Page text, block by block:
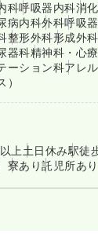
科呼吸器内科消
病内科外科呼吸
整形外科形成外科
器科精神科・心
ーション科アレ
上 土日休み駅徒
寮あり託児所あり